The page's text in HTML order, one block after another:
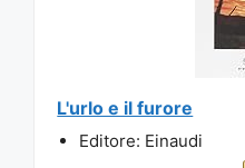
L'urlo e il furore
Editore: Einaudi